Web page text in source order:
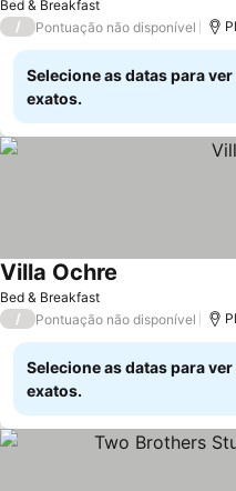
Bed & Breakfast
/ Pontuação não disponível
Selecione as datas para
exatos.
Bed & Breakfast
Villa Ochre
/ Pontuação não disponível
Selecione as datas para
exatos.